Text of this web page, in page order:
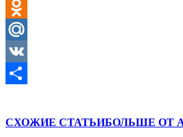
Twitter
Odnoklassniki
Mail.Ru
VK
СХОЖИЕ СТАТЬИБОЛЬШЕ ОТ